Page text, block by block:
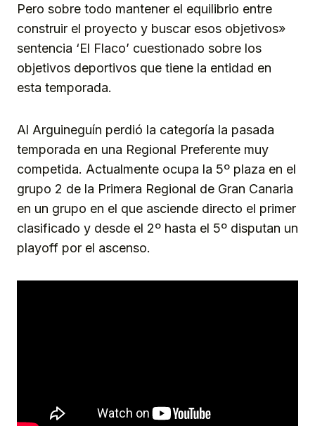
Pero sobre todo mantener el equilibrio entre
construir el proyecto y buscar esos objetivos»
sentencia ‘El Flaco’ cuestionado sobre los
objetivos deportivos que tiene la entidad en
esta temporada.
Al Arguineguín perdió la categoría la pasada
temporada en una Regional Preferente muy
competida. Actualmente ocupa la 5º plaza en el
grupo 2 de la Primera Regional de Gran Canaria
en un grupo en el que asciende directo el primer
clasificado y desde el 2º hasta el 5º disputan un
playoff por el ascenso.